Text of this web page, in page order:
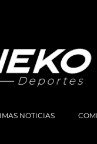
NOTICIAS